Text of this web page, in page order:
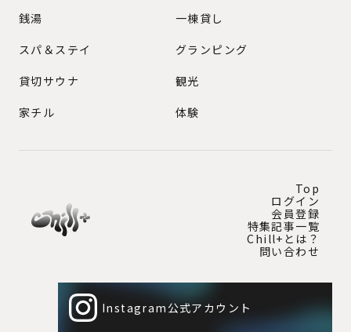
銭湯
スパ＆ステイ
貸切サウナ
家チル
一棟貸し
グランピング
観光
体験
Top
ログイン
会員登録
特集記事一覧
Chill+とは？
問い合わせ
Instagram公式アカウント